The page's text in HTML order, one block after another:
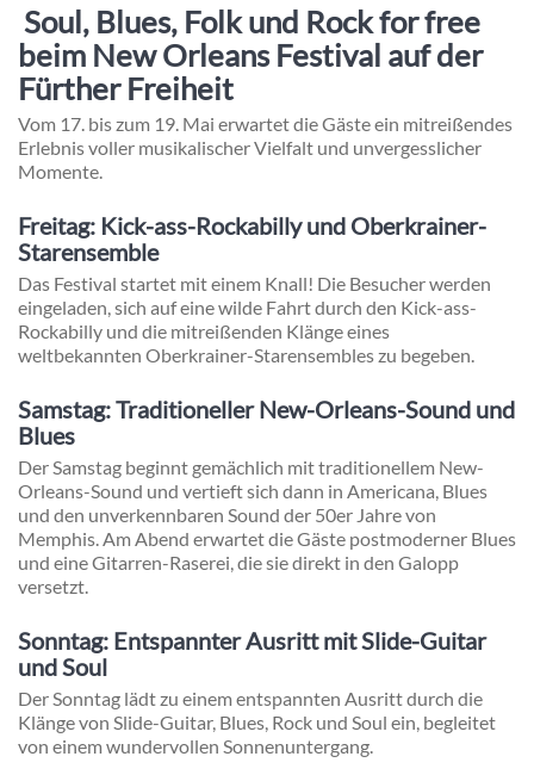
Soul, Blues, Folk und Rock for free
beim New Orleans Festival auf der
Fürther Freiheit
Vom 17. bis zum 19. Mai erwartet die Gäste ein mitreißendes
Erlebnis voller musikalischer Vielfalt und unvergesslicher
Momente.
Freitag: Kick-ass-Rockabilly und Oberkrainer-
Starensemble
Das Festival startet mit einem Knall! Die Besucher werden
eingeladen, sich auf eine wilde Fahrt durch den Kick-ass-
Rockabilly und die mitreißenden Klänge eines
weltbekannten Oberkrainer-Starensembles zu begeben.
Samstag: Traditioneller New-Orleans-Sound und
Blues
Der Samstag beginnt gemächlich mit traditionellem New-
Orleans-Sound und vertieft sich dann in Americana, Blues
und den unverkennbaren Sound der 50er Jahre von
Memphis. Am Abend erwartet die Gäste postmoderner Blues
und eine Gitarren-Raserei, die sie direkt in den Galopp
versetzt.
Sonntag: Entspannter Ausritt mit Slide-Guitar
und Soul
Der Sonntag lädt zu einem entspannten Ausritt durch die
Klänge von Slide-Guitar, Blues, Rock und Soul ein, begleitet
von einem wundervollen Sonnenuntergang.